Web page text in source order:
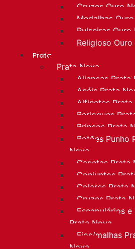
Cruzes Ouro
Medalhas
Pulseiras Ouro
Religioso
Prata
Prata Nova
Alianças Prata
Anéis Prata
Alfinetes Prata
Berloques
Brincos Prata
Botões Punho
Nova
Canetas Prata
Conjuntos
Colares Prata
Cruzes Prata
Escapulários e
Prata Nova
Fios/malhas
Nova